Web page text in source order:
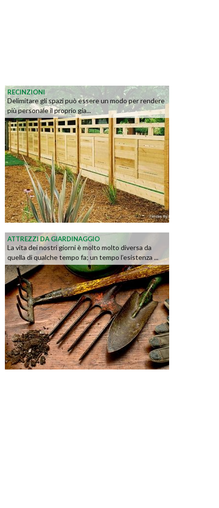
RECINZIONI
Delimitare gli spazi può essere un modo per rendere
più personale il proprio gia...
ATTREZZI DA GIARDINAGGIO
La vita dei nostri giorni è molto molto diversa da
quella di qualche tempo fa; un tempo l’esistenza ...